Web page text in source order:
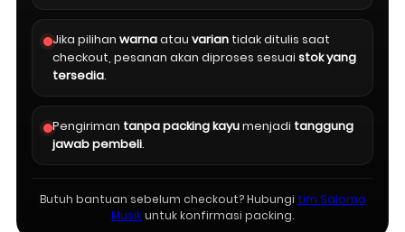
Jika pilihan warnaatau varian tidak ditulis saat
checkout, pesanan akan diproses sesuai stok yang
tersedia.
Pengiriman tanpa packing kayumenjadi tanggung
jawab pembeli.
Butuh bantuan sebelum checkout? Hubungi tim Salomo
Musikuntuk konfirmasi packing.